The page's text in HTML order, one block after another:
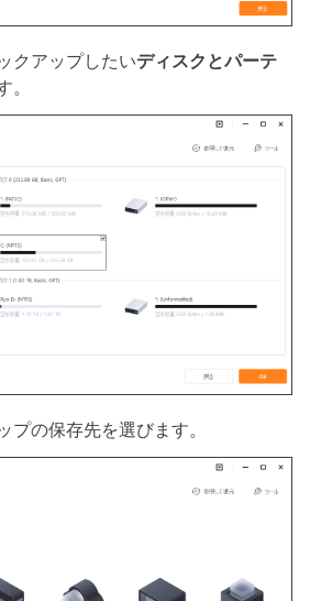
クアップしたいディスクとパーテ
プの保存先を選びます。